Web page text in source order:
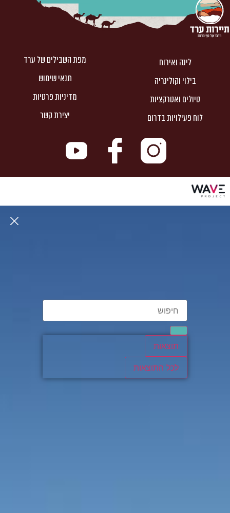
לינה ואירוח
בילוי וקולינריה
טיולים ואטרקציות
לוח פעילויות בדרום
מפת השבילים של ערד
תנאי שימוש
מדיניות פרטיות
יצירת קשר
תוצאות
לכל התוצאות